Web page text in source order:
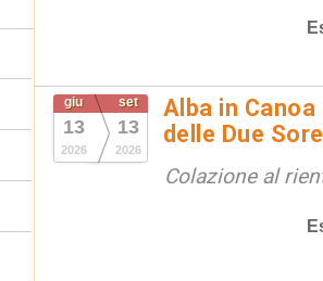
giu
13
2026
set
13
2026
Alba in
delle Due
Colazione al